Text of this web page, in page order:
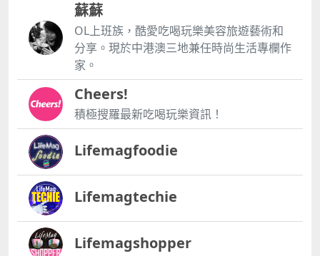
蘇蘇
OL上班族，酷愛吃喝玩樂美容旅遊藝術和
分享。現於中港澳三地兼任時尚生活專欄作
家。
Cheers!
積極搜羅最新吃喝玩樂資訊！
Lifemagfoodie
Lifemagtechie
Lifemagshopper